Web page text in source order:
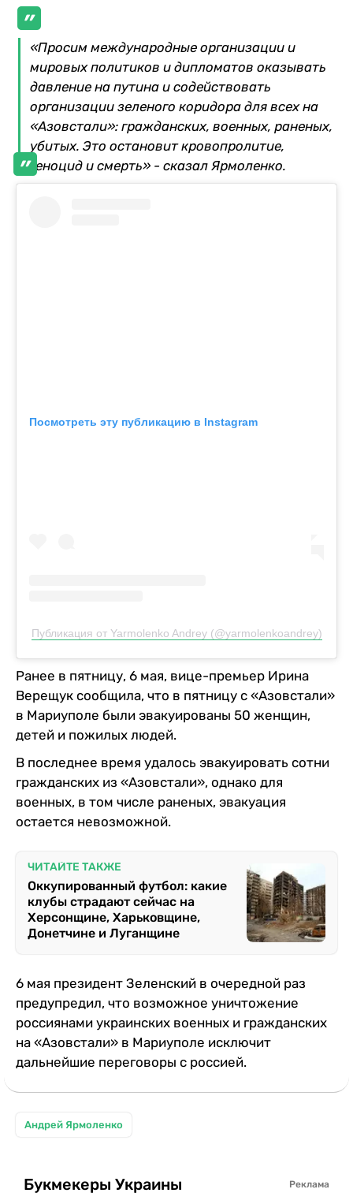
«Просим международные организации и
мировых политиков и дипломатов оказывать
давление на путина и содействовать
организации зеленого коридора для всех на
«Азовстали»: гражданских, военных, раненых,
убитых. Это остановит кровопролитие,
геноцид и смерть» - сказал Ярмоленко.
Посмотреть эту публикацию в Instagram
Публикация от Yarmolenko Andrey (@yarmolenkoandrey)
Ранее в пятницу, 6 мая, вице-премьер Ирина
Верещук сообщила, что в пятницу с «Азовстали»
в Мариуполе были эвакуированы 50 женщин,
детей и пожилых людей.
В последнее время удалось эвакуировать сотни
гражданских из «Азовстали», однако для
военных, в том числе раненых, эвакуация
остается невозможной.
ЧИТАЙТЕ ТАКЖЕ
Оккупированный футбол: какие
клубы страдают сейчас на
Херсонщине, Харьковщине,
Донетчине и Луганщине
6 мая президент Зеленский в очередной раз
предупредил, что возможное уничтожение
россиянами украинских военных и гражданских
на «Азовстали» в Мариуполе исключит
дальнейшие переговоры с россией.
Андрей Ярмоленко
Букмекеры Украины Реклама